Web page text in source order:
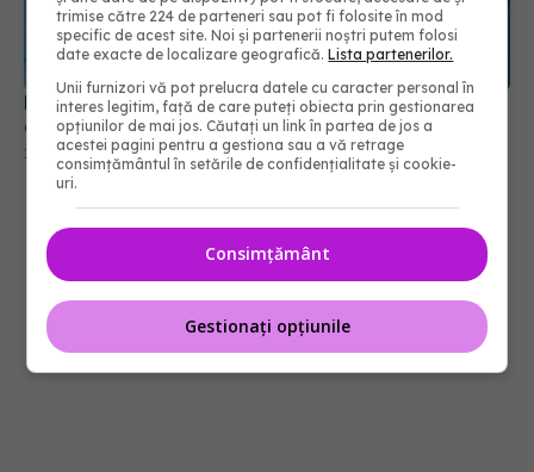
Harta noilor spitale construite prin PNRR. Ce
orașe vor avea unități medicale moderne
28 iul 2026, 11:33
trimise către 224 de parteneri sau pot fi folosite în mod
specific de acest site. Noi și partenerii noștri putem folosi
date exacte de localizare geografică.Lista partenerilor.
Unii furnizori vă pot prelucra datele cu caracter personal în
interes legitim, față de care puteți obiecta prin gestionarea
opțiunilor de mai jos. Căutați un link în partea de jos a
acestei pagini pentru a gestiona sau a vă retrage
consimțământul în setările de confidențialitate și cookie-
uri.
Consimțământ
Gestionați opțiunile